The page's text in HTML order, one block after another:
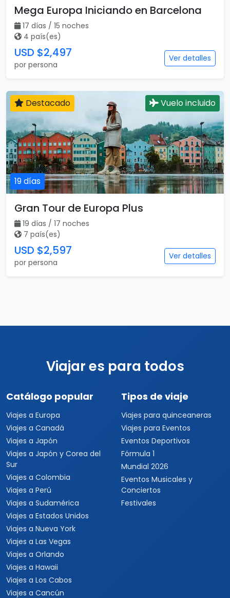
Mega Europa Iniciando en Barcelona
17 días / 15 noches
4 país(es)
USD $2,497
por persona
Ver detalles
19 días
Destacado Vuelo incluido
Gran Tour de Europa Plus
19 días / 17 noches
7 país(es)
USD $2,597
por persona
Ver detalles
Viajar es para todos
Catálogo popular
Viajes a Europa
Viajes a Canadá
Viajes a Japón
Viajes a Japón y Corea del
Sur
Viajes a Colombia
Viajes a Perú
Viajes a Sudamérica
Viajes a Estados Unidos
Viajes a Nueva York
Viajes a Las Vegas
Viajes a Orlando
Viajes a Hawaii
Viajes a Los Cabos
Viajes a Cancún
Tipos de viaje
Viajes para quinceaneras
Viajes para Eventos
Eventos Deportivos
Fórmula 1
Mundial 2026
Eventos Musicales y
Conciertos
Festivales